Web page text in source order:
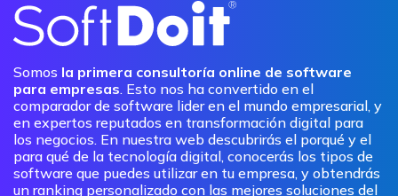
Somos la primera consultoría online de software
para empresas. Esto nos ha convertido en el
comparador de software lider en el mundo empresarial, y
en expertos reputados en transformación digital para
los negocios. En nuestra web descubrirás el porqué y el
para qué de la tecnología digital, conocerás los tipos de
software que puedes utilizar en tu empresa, y obtendrás
un ranking personalizado con las mejores soluciones del